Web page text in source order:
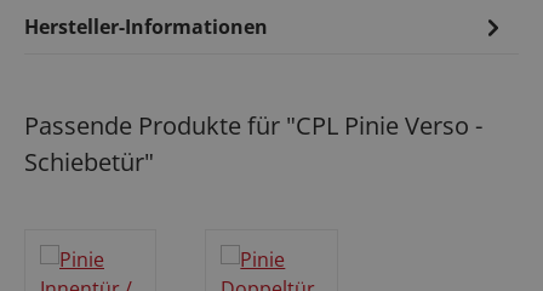
Hersteller-Informationen
Passende Produkte für "CPL Pinie Verso -
Schiebetür"